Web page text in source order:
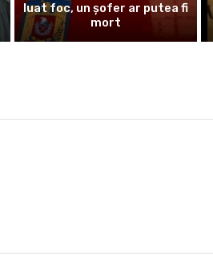
luat foc, un șofer ar putea fi
mort